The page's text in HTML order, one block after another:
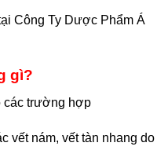
Công Ty Dược Phẩm Á
gì?
các trường hợp
vết nám, vết tàn nhang do